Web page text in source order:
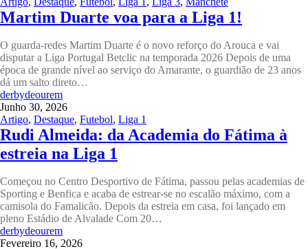
Martim Duarte voa para a Liga 1!
O guarda-redes Martim Duarte é o novo reforço do Arouca e vai
disputar a Liga Portugal Betclic na temporada 2026 Depois de uma
época de grande nível ao serviço do Amarante, o guardião de 23 anos
dá um salto direto…
derbydeourem
Junho 30, 2026
Artigo, Destaque, Futebol, Liga 1
Rudi Almeida: da Academia do Fátima à
estreia na Liga 1
Começou no Centro Desportivo de Fátima, passou pelas academias de
Sporting e Benfica e acaba de estrear-se no escalão máximo, com a
camisola do Famalicão. Depois da estreia em casa, foi lançado em
pleno Estádio de Alvalade Com 20…
derbydeourem
Fevereiro 16, 2026